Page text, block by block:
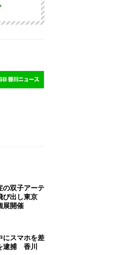
の双子アーテ
び出し東京
開催
にスマホを差
逮捕 香川